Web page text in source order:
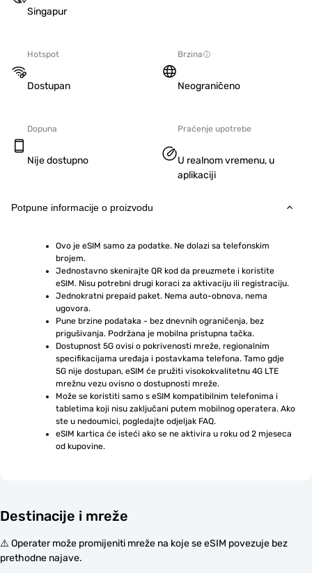
Singapur
Hotspot
Dostupan
Brzina
Neograničeno
Dopuna
Nije dostupno
Praćenje upotrebe
U realnom vremenu, u
aplikaciji
Potpune informacije o proizvodu
Ovo je eSIM samo za podatke. Ne dolazi sa telefonskim
brojem.
Jednostavno skenirajte QR kod da preuzmete i koristite
eSIM. Nisu potrebni drugi koraci za aktivaciju ili registraciju.
Jednokratni prepaid paket. Nema auto-obnova, nema
ugovora.
Pune brzine podataka - bez dnevnih ograničenja, bez
prigušivanja. Podržana je mobilna pristupna tačka.
Dostupnost 5G ovisi o pokrivenosti mreže, regionalnim
specifikacijama uređaja i postavkama telefona. Tamo gdje
5G nije dostupan, eSIM će pružiti visokokvalitetnu 4G LTE
mrežnu vezu ovisno o dostupnosti mreže.
Može se koristiti samo s eSIM kompatibilnim telefonima i
tabletima koji nisu zaključani putem mobilnog operatera. Ako
ste u nedoumici, pogledajte odjeljak FAQ.
eSIM kartica će isteći ako se ne aktivira u roku od 2 mjeseca
od kupovine.
Destinacije i mreže
⚠️ Operater može promijeniti mreže na koje se eSIM povezuje bez
prethodne najave.